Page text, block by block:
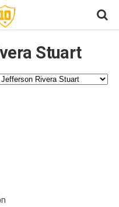
Stuart